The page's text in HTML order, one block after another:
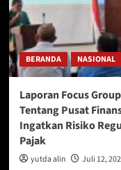
BERANDA NASIONAL
Laporan Focus
Tentang Pusat
Ingatkan Risiko
Pajak
yutda alin Juli 12,